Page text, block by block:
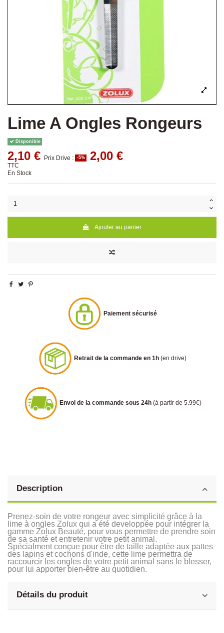
Lime A Ongles Rongeurs
Disponible
2,10 € Prix Drive : -5% 2,00 €
TTC
En Stock
Ajouter au panier
Paiement sécurisé
Retrait de la commande en 1h (en drive)
Envoi de la commande sous 24h (à partir de 5.99€)
Description
Prenez-soin de votre rongeur avec simplicité grâce à la
lime à ongles Zolux qui a été developpée pour intégrer la
gamme Zolux Beauté, pour vous permettre de prendre soin
de sa santé et entretenir votre petit animal.
Spécialment conçue pour être de taille adaptée aux pattes
des lapins et cochons d'inde, cette lime permettra de
raccourcir les ongles de votre petit animal sans le blesser,
pour lui apporter bien-être au quotidien.
Détails du produit